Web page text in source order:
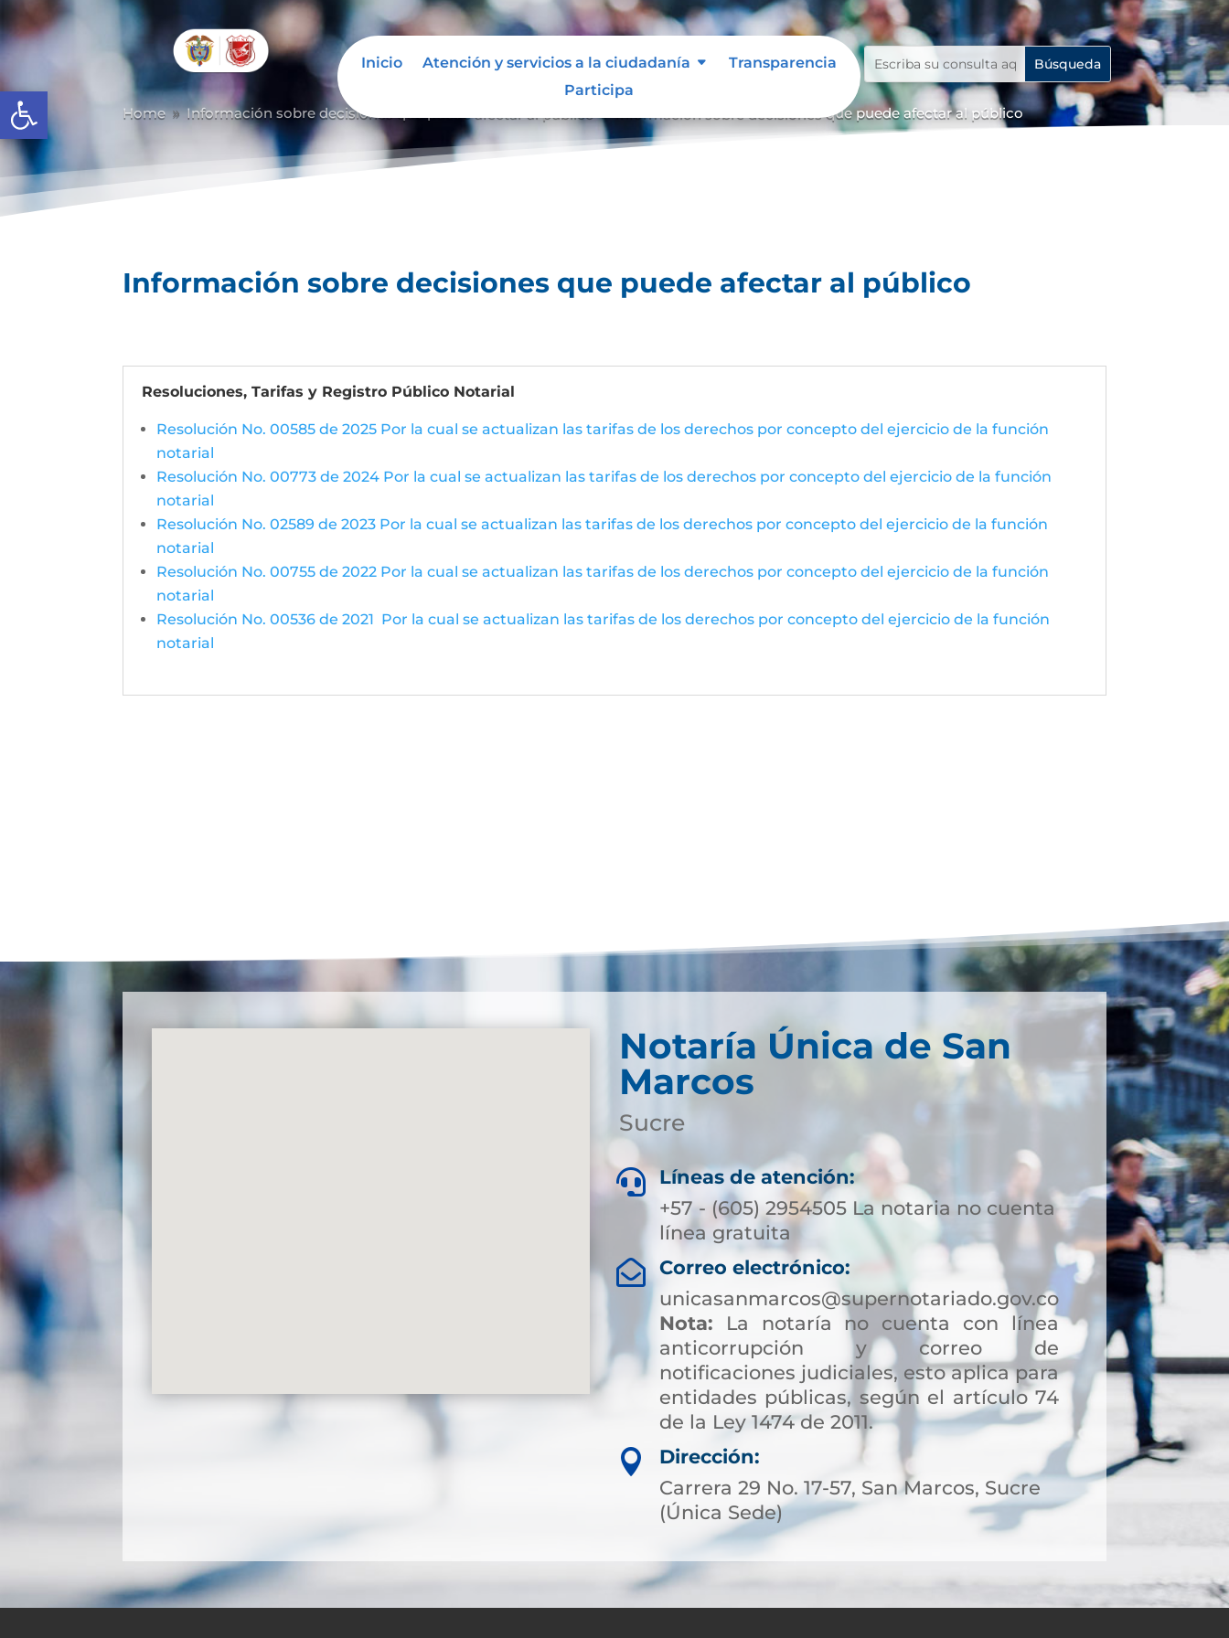
Abrir barra de herramientas
Inicio Atención y servicios a la ciudadanía
Transparencia
Participa
Home 9 Información sobre decisiones que puede afectar al público Información sobre decisiones que puede afectar al público
Información sobre decisiones que puede afectar al público
Resoluciones, Tarifas y Registro Público Notarial
Resolución No. 00585 de 2025 Por la cual se actualizan las tarifas de los derechos por concepto del ejercicio de la función
notarial
Resolución No. 00773 de 2024 Por la cual se actualizan las tarifas de los derechos por concepto del ejercicio de la función
notarial
Resolución No. 02589 de 2023 Por la cual se actualizan las tarifas de los derechos por concepto del ejercicio de la función
notarial
Resolución No. 00755 de 2022 Por la cual se actualizan las tarifas de los derechos por concepto del ejercicio de la función
notarial
Resolución No. 00536 de 2021 Por la cual se actualizan las tarifas de los derechos por concepto del ejercicio de la función
notarial
Notaría Única de San
Marcos
Sucre
 Líneas de atención:
+57 - (605) 2954505 La notaria no cuenta
línea gratuita

Correo electrónico:
unicasanmarcos@supernotariado.gov.co
Nota: La notaría no cuenta con línea
anticorrupción y correo de
notificaciones judiciales, esto aplica para
entidades públicas, según el artículo 74
de la Ley 1474 de 2011.

Dirección:
Carrera 29 No. 17-57, San Marcos, Sucre
(Única Sede)